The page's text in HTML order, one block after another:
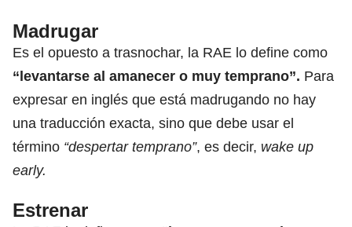
Madrugar
Es el opuesto a trasnochar, la RAE lo define como
“levantarse al amanecer o muy temprano”. Para
expresar en inglés que está madrugando no hay
una traducción exacta, sino que debe usar el
término “despertar temprano”, es decir, wake up
early.
Estrenar